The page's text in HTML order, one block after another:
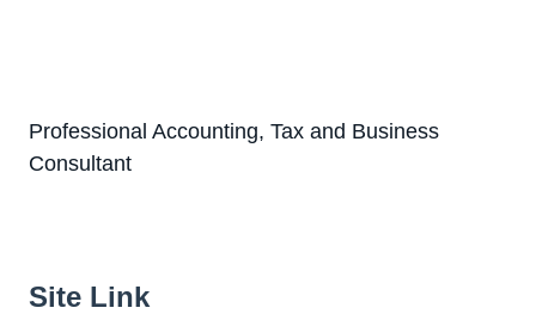
Professional Accounting, Tax and Business
Consultant
Site Link